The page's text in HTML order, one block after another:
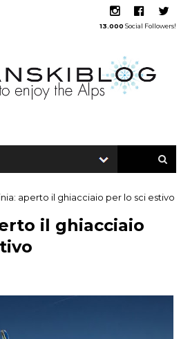
13.000 Social Followers!
aperto il ghiacciaio per lo sci estivo
il ghiacciaio